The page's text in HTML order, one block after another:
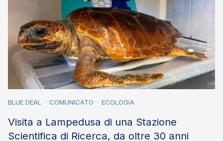
BLUE DEAL COMUNICATO ECOLOGIA
Visita a Lampedusa di una Stazione
Scientifica di Ricerca, da oltre 30 anni